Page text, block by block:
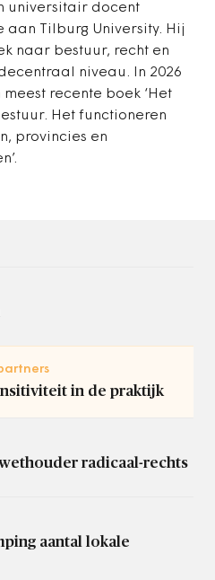
universitair docent
aan Tilburg University. Hij
naar bestuur, recht en
niveau. In 2026
recente boek ‘Het
Het functioneren
provincies en
in de praktijk
radicaal-rechts
aantal lokale